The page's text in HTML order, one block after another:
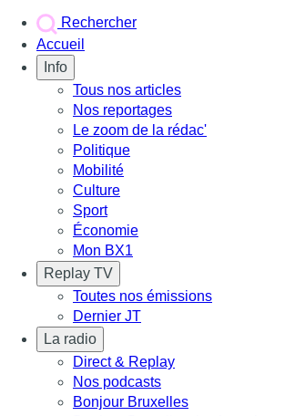
Rechercher
Accueil
Info
Tous nos articles
Nos reportages
Le zoom de la rédac'
Politique
Mobilité
Culture
Sport
Économie
Mon BX1
Replay TV
Toutes nos émissions
Dernier JT
La radio
Direct & Replay
Nos podcasts
Bonjour Bruxelles